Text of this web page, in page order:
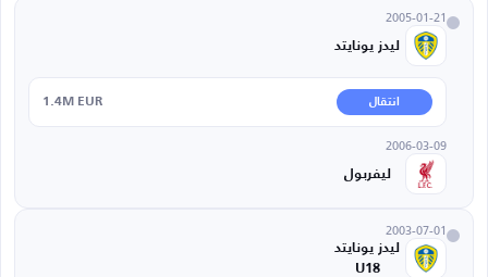
2005-01-21
ليدز يونايتد
انتقال 1.4M EUR
2006-03-09
ليفربول
2003-07-01
ليدز يونايتد
U18